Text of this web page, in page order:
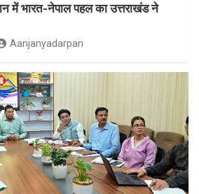
में भारत-नेपाल पहल का उत्तराखंड ने
Aanjanyadarpan